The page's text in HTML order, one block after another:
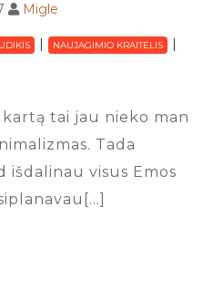
Migle
NAUJAGIMIO KRAITELIS
tai jau nieko man
Tada
išdalinau visus Emos